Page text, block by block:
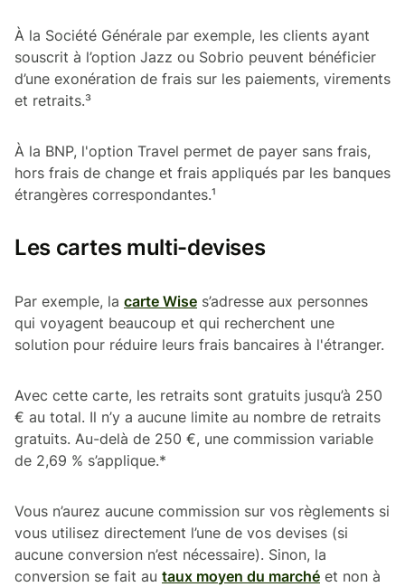
À la Société Générale par exemple, les clients ayant
souscrit à l’option Jazz ou Sobrio peuvent bénéficier
d’une exonération de frais sur les paiements, virements
et retraits.³
À la BNP, l'option Travel permet de payer sans frais,
hors frais de change et frais appliqués par les banques
étrangères correspondantes.¹
Les cartes multi-devises
Par exemple, la carte Wise s’adresse aux personnes
qui voyagent beaucoup et qui recherchent une
solution pour réduire leurs frais bancaires à l'étranger.
Avec cette carte, les retraits sont gratuits jusqu’à 250
€ au total. Il n’y a aucune limite au nombre de retraits
gratuits. Au-delà de 250 €, une commission variable
de 2,69 % s’applique.*
Vous n’aurez aucune commission sur vos règlements si
vous utilisez directement l’une de vos devises (si
aucune conversion n’est nécessaire). Sinon, la
conversion se fait au taux moyen du marché et non à